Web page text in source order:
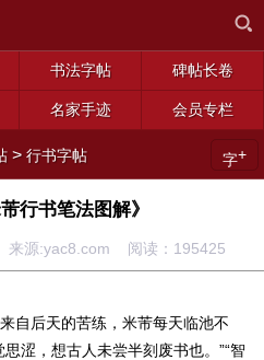
书法字帖 碑帖长卷
名家手迹 会员专栏
>行书字帖 字+
行书笔法图解》
源:yac8.com 阅读： 195425
自后天的苦练，米芾每天临池不
涩，想古人未尝半刻废书也。”“智